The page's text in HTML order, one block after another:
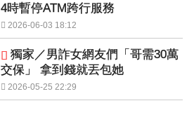
4時暫停ATM跨行服務
2026-06-03 18:12
獨家／男詐女網友們「哥需30萬
交保」 拿到錢就丟包她
2026-05-25 22:29